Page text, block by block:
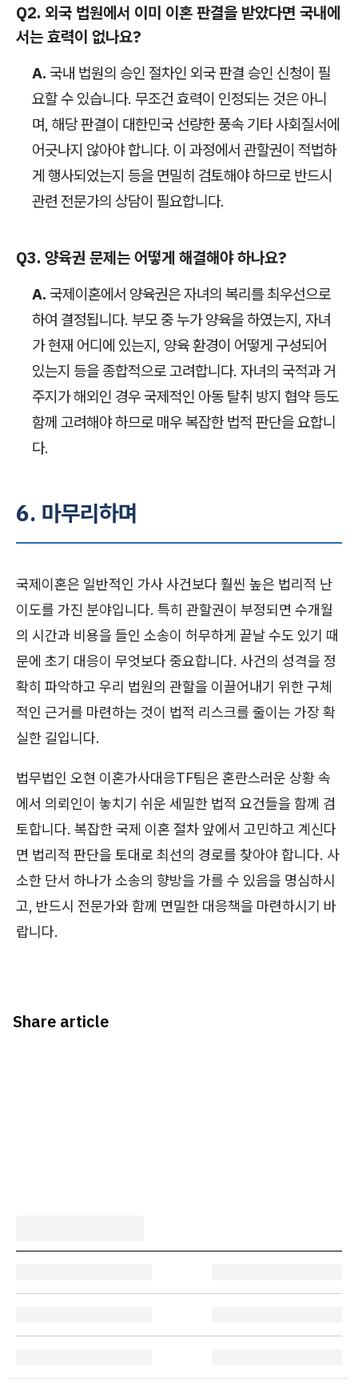
Q2. 외국 법원에서 이미 이혼 판결을 받았다면 국내에
서는 효력이 없나요?
A. 국내 법원의 승인 절차인 외국 판결 승인 신청이 필
요할 수 있습니다. 무조건 효력이 인정되는 것은 아니
며, 해당 판결이 대한민국 선량한 풍속 기타 사회질서에
어긋나지 않아야 합니다. 이 과정에서 관할권이 적법하
게 행사되었는지 등을 면밀히 검토해야 하므로 반드시
관련 전문가의 상담이 필요합니다.
Q3. 양육권 문제는 어떻게 해결해야 하나요?
A. 국제이혼에서 양육권은 자녀의 복리를 최우선으로
하여 결정됩니다. 부모 중 누가 양육을 하였는지, 자녀
가 현재 어디에 있는지, 양육 환경이 어떻게 구성되어
있는지 등을 종합적으로 고려합니다. 자녀의 국적과 거
주지가 해외인 경우 국제적인 아동 탈취 방지 협약 등도
함께 고려해야 하므로 매우 복잡한 법적 판단을 요합니
다.
6. 마무리하며
국제이혼은 일반적인 가사 사건보다 훨씬 높은 법리적 난
이도를 가진 분야입니다. 특히 관할권이 부정되면 수개월
의 시간과 비용을 들인 소송이 허무하게 끝날 수도 있기 때
문에 초기 대응이 무엇보다 중요합니다. 사건의 성격을 정
확히 파악하고 우리 법원의 관할을 이끌어내기 위한 구체
적인 근거를 마련하는 것이 법적 리스크를 줄이는 가장 확
실한 길입니다.
법무법인 오현 이혼가사대응TF팀은 혼란스러운 상황 속
에서 의뢰인이 놓치기 쉬운 세밀한 법적 요건들을 함께 검
토합니다. 복잡한 국제 이혼 절차 앞에서 고민하고 계신다
면 법리적 판단을 토대로 최선의 경로를 찾아야 합니다. 사
소한 단서 하나가 소송의 향방을 가를 수 있음을 명심하시
고, 반드시 전문가와 함께 면밀한 대응책을 마련하시기 바
랍니다.
Share article